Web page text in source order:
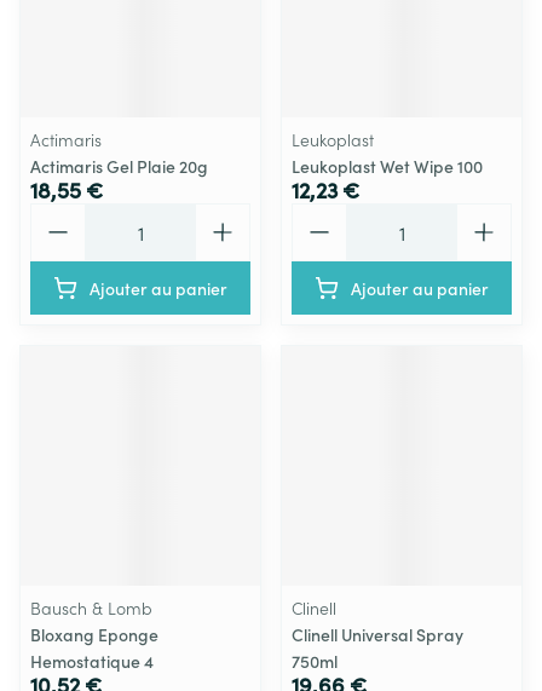
Actimaris
Actimaris Gel Plaie 20g
18,55 €
Ajouter au panier
Leukoplast
Leukoplast Wet Wipe 100
12,23 €
Ajouter au panier
Bausch & Lomb
Bloxang Eponge
Hemostatique 4
10,52 €
Clinell
Clinell Universal Spray
750ml
19,66 €